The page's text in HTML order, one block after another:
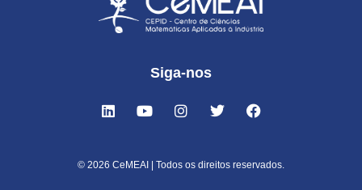
Siga-nos
© 2026 CeMEAI | Todos os direitos reservados.